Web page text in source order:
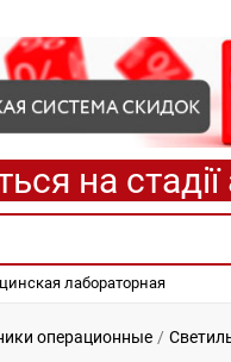
на
лабораторная
операционные